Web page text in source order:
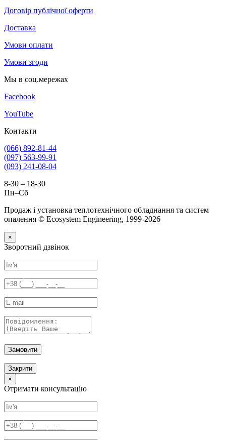
Договір публічної оферти
Доставка
Умови оплати
Умови згоди
Мы в соц.мережах
Facebook
YouTube
Контакти
(066) 892-81-44
(097) 563-99-91
(093) 241-08-04
8-30 – 18-30
Пн–Сб
Продаж і установка теплотехнічного обладнання та систем
опалення © Ecosystem Engineering, 1999-2026
×
Зворотний дзвінок
Замовити
Закрити
×
Отримати консультацію